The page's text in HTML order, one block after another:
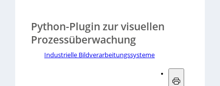
Python-Plugin zur visuellen
Prozessüberwachung
Industrielle Bildverarbeitungssysteme